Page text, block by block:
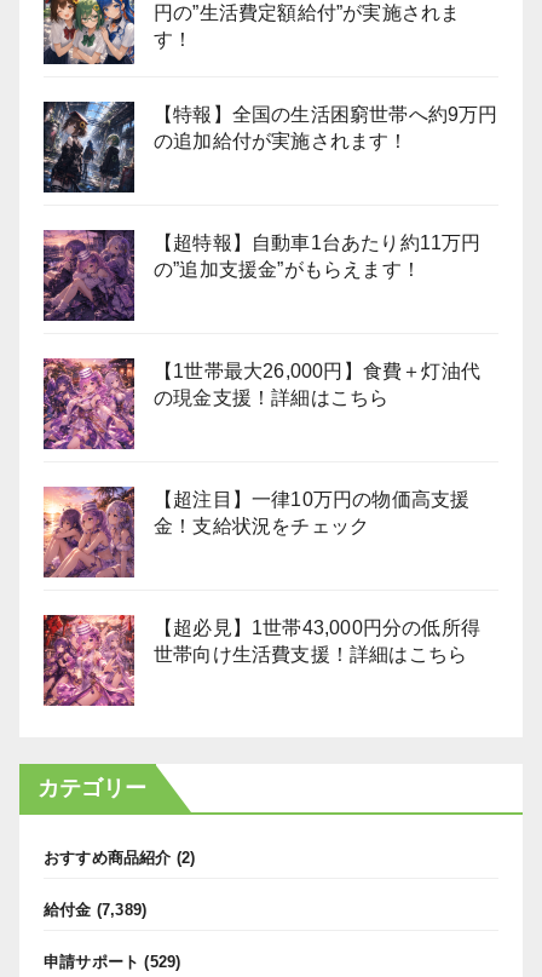
円の”生活費定額給付”が実施されま
す！
【特報】全国の生活困窮世帯へ約9万円
の追加給付が実施されます！
【超特報】自動車1台あたり約11万円
の”追加支援金”がもらえます！
【1世帯最大26,000円】食費＋灯油代
の現金支援！詳細はこちら
【超注目】一律10万円の物価高支援
金！支給状況をチェック
【超必見】1世帯43,000円分の低所得
世帯向け生活費支援！詳細はこちら
カテゴリー
おすすめ商品紹介 (2)
給付金 (7,389)
申請サポート (529)